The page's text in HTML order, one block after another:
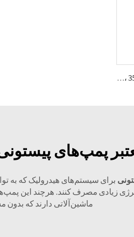
Pompe فشار بالا با ظرفیت تغییرپذیر A2V 250، 355، 500، 1000
پمپ‌های
برای سیستم‌های هیدرولیک که به
زیادی مصرف کنند. هرچند این
ماشین‌آلاتی دارند که بدون